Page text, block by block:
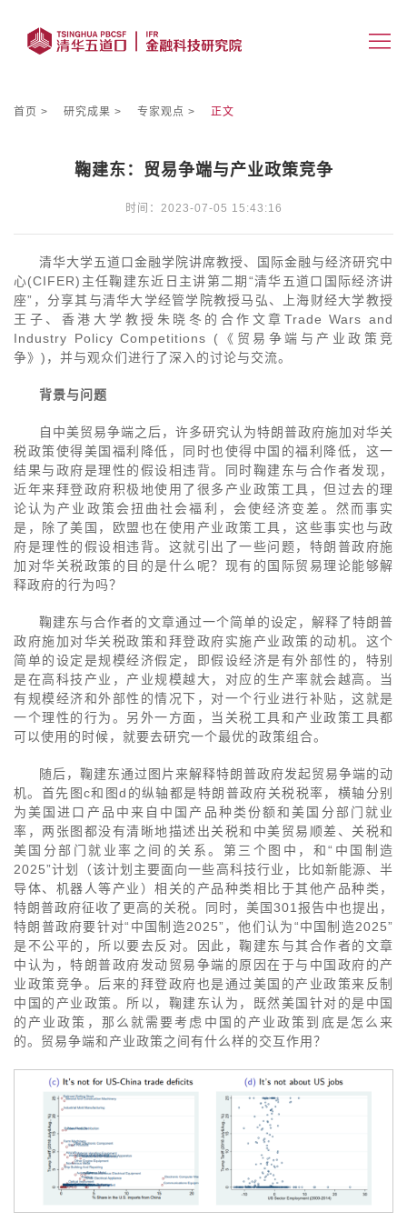
首页 研究成果 专家观点 正文
鞠建东：贸易争端与产业政策竞争
时间：2023-07-05 15:43:16
清华大学五道口金融学院讲席教授、国际金融与经济研究中
心(CIFER)主任鞠建东近日主讲第二期“清华五道口国际经济讲
座”，分享其与清华大学经管学院教授马弘、上海财经大学教授
王子、香港大学教授朱晓冬的合作文章Trade Wars and
Industry Policy Competitions (《贸易争端与产业政策竞
争》)，并与观众们进行了深入的讨论与交流。
背景与问题
自中美贸易争端之后，许多研究认为特朗普政府施加对华关
税政策使得美国福利降低，同时也使得中国的福利降低，这一
结果与政府是理性的假设相违背。同时鞠建东与合作者发现，
近年来拜登政府积极地使用了很多产业政策工具，但过去的理
论认为产业政策会扭曲社会福利，会使经济变差。然而事实
是，除了美国，欧盟也在使用产业政策工具，这些事实也与政
府是理性的假设相违背。这就引出了一些问题，特朗普政府施
加对华关税政策的目的是什么呢？现有的国际贸易理论能够解
释政府的行为吗？
鞠建东与合作者的文章通过一个简单的设定，解释了特朗普
政府施加对华关税政策和拜登政府实施产业政策的动机。这个
简单的设定是规模经济假定，即假设经济是有外部性的，特别
是在高科技产业，产业规模越大，对应的生产率就会越高。当
有规模经济和外部性的情况下，对一个行业进行补贴，这就是
一个理性的行为。另外一方面，当关税工具和产业政策工具都
可以使用的时候，就要去研究一个最优的政策组合。
随后，鞠建东通过图片来解释特朗普政府发起贸易争端的动
机。首先图c和图d的纵轴都是特朗普政府关税税率，横轴分别
为美国进口产品中来自中国产品种类份额和美国分部门就业
率，两张图都没有清晰地描述出关税和中美贸易顺差、关税和
美国分部门就业率之间的关系。第三个图中，和“中国制造
2025”计划（该计划主要面向一些高科技行业，比如新能源、半
导体、机器人等产业）相关的产品种类相比于其他产品种类，
特朗普政府征收了更高的关税。同时，美国301报告中也提出，
特朗普政府要针对“中国制造2025”，他们认为“中国制造2025”
是不公平的，所以要去反对。因此，鞠建东与其合作者的文章
中认为，特朗普政府发动贸易争端的原因在于与中国政府的产
业政策竞争。后来的拜登政府也是通过美国的产业政策来反制
中国的产业政策。所以，鞠建东认为，既然美国针对的是中国
的产业政策，那么就需要考虑中国的产业政策到底是怎么来
的。贸易争端和产业政策之间有什么样的交互作用？